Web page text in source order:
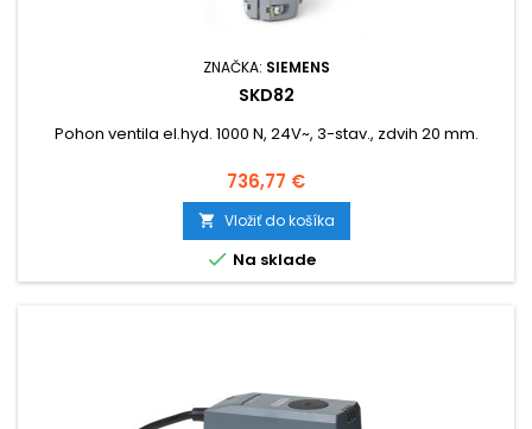
ZNAČKA: SIEMENS
SKD82
Pohon ventila el.hyd. 1000 N, 24V~, 3-stav., zdvih 20 mm.
Cena
736,77 €
 Vložiť do košíka
 Na sklade